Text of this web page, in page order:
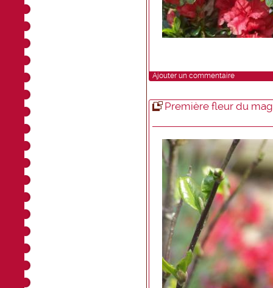
Ajouter un commentaire
Première fleur du